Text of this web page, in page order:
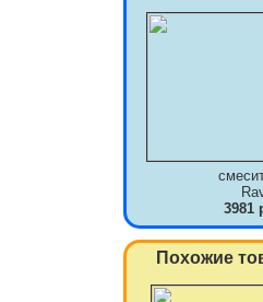
3981
Похожие